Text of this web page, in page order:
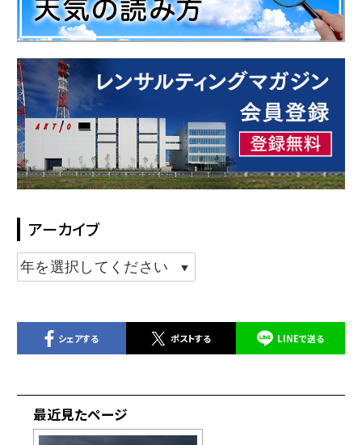
アーカイブ
シェアする ポストする LINEで送る
最近見たページ